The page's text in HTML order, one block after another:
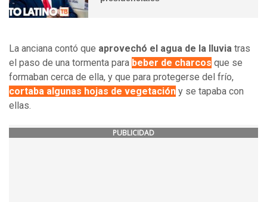
La anciana contó que aprovechó el agua de la lluvia tras
el paso de una tormenta para beber de charcos que se
formaban cerca de ella, y que para protegerse del frío,
cortaba algunas hojas de vegetación y se tapaba con
ellas.
PUBLICIDAD